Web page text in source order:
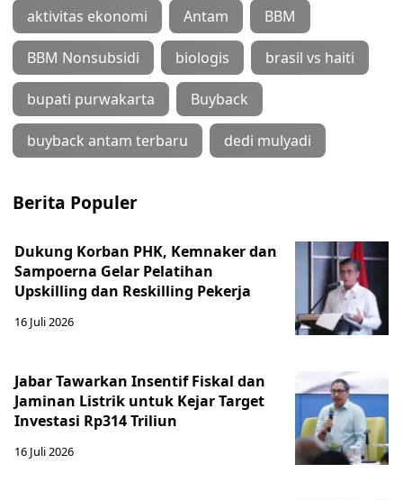
aktivitas ekonomi Antam BBM
BBM Nonsubsidi biologis brasil vs haiti
bupati purwakarta Buyback
buyback antam terbaru dedi mulyadi
Berita Populer
Dukung Korban PHK, Kemnaker dan
Sampoerna Gelar Pelatihan
Upskilling dan Reskilling Pekerja
16 Juli 2026
Jabar Tawarkan Insentif Fiskal dan
Jaminan Listrik untuk Kejar Target
Investasi Rp314 Triliun
16 Juli 2026